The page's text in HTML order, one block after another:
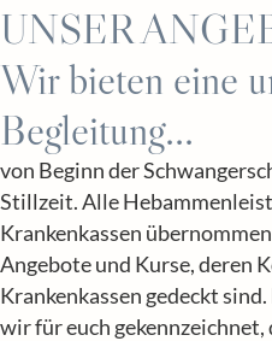
UNSER
Wir bieten eine
Begleitung...
von Beginn der
Stillzeit. Alle
Krankenkassen
Angebote und Kurse, deren
Krankenkassen gedeckt
wir für euch